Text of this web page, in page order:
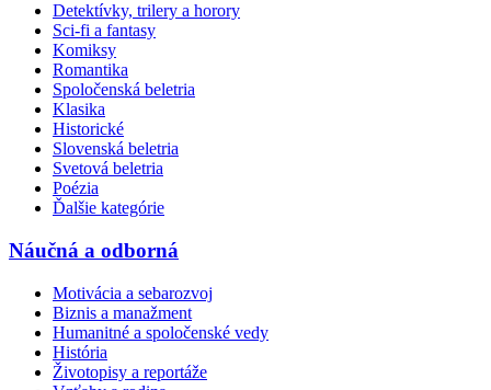
Detektívky, trilery a horory
Sci-fi a fantasy
Komiksy
Romantika
Spoločenská beletria
Klasika
Historické
Slovenská beletria
Svetová beletria
Poézia
Ďalšie kategórie
Náučná a odborná
Motivácia a sebarozvoj
Biznis a manažment
Humanitné a spoločenské vedy
História
Životopisy a reportáže